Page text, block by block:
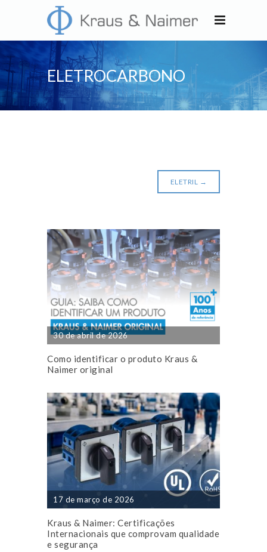
ELETROCARBONO
ELETRIL →
30 de abril de 2026
Como identificar o produto Kraus &
Naimer original
17 de março de 2026
Kraus & Naimer: Certificações
Internacionais que comprovam qualidade
e segurança